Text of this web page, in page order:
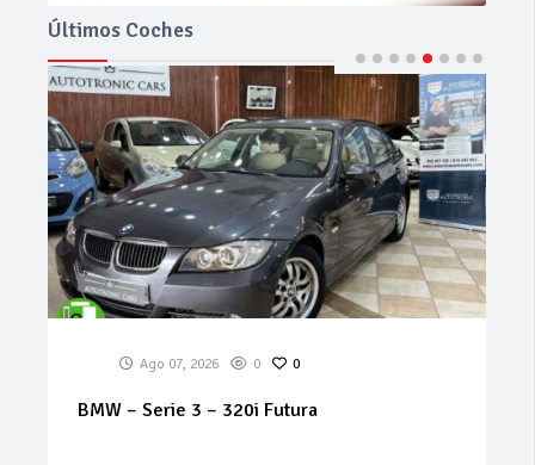
Últimos Coches
Ago 07, 2026 0 0
RENAULT – Koleos – Dynamique 2.0 dCi